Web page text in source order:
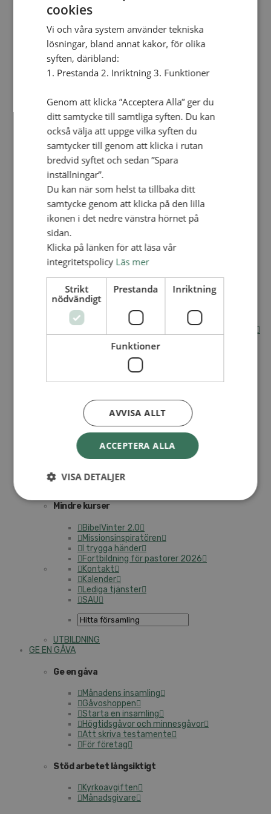
Personalförsäkringar
SAMP – personalförbundet
Kontakt
Kalender
Lediga tjänster
SAU
FÖR FÖRSAMLINGAR
VAD VI GÖR
VAD VI GÖR
Våra arbeten
Här finns vi
Nationellt
Nationella avdelningen
Nationella arbetsområden
Våra pionjära satsningar
Ekumeniska året 2025
Internationellt
Internationella avdelningen
Utsända och arbeten
Engagera dig internationellt
Missionsinspiratörens verktygslåda
Kalender
Lediga tjänster
VAD VI GÖR
UTBILDNINGAR
Mullsjö folkhögskola
Mindre kurser
BibelVinter 2.0
Missionsinspiratören
I trygga händer
Fortbildning för pastorer 2026
Kontakt
Kalender
Lediga tjänster
SAU
UTBILDNING
GE EN GÅVA
Ge en gåva
Månadens insamling
Gåvoshoppen
Starta en insamling
Högtidsgåvor och minnesgåvor
Att skriva testamente
För företag
Stöd arbetet långsiktigt
Kyrkoavgiften
Månadsgivare
cookies
Vi och våra system använder tekniska
lösningar, bland annat kakor, för olika
syften, däribland:
1. Prestanda 2. Inriktning 3. Funktioner
Genom att klicka ”Acceptera Alla” ger du
ditt samtycke till samtliga syften. Du kan
också välja att uppge vilka syften du
samtycker till genom att klicka i rutan
bredvid syftet och sedan ”Spara
inställningar”.
Du kan när som helst ta tillbaka ditt
samtycke genom att klicka på den lilla
ikonen i det nedre vänstra hörnet på
sidan.
Klicka på länken för att läsa vår
integritetspolicy Läs mer
Strikt
nödvändigt
Prestanda Inriktning
Funktioner
ACCEPTERA ALLA
AVVISA ALLT
VISA DETALJER